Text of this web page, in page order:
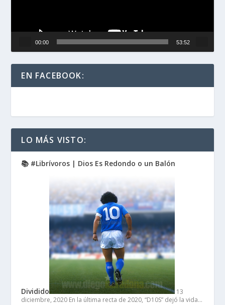
00:00 53:52
EN FACEBOOK:
LO MÁS VISTO:
📚 #Librívoros | Dios Es Redondo o un Balón
Dividido
13
diciembre, 2020 En la última recta de 2020, “D10S” dejó la vida…